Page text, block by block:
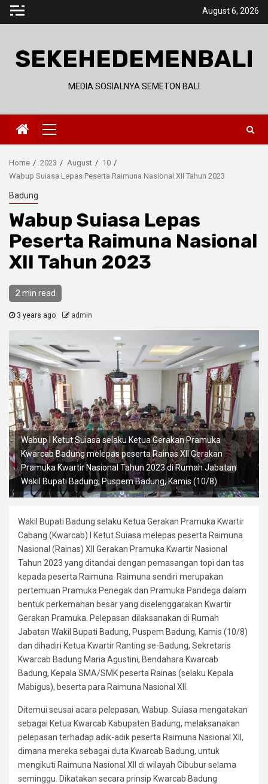
Skip
August 6, 2026
SEKEHEDEMENBALI
MEDIA SOSIALNYA SEMETON BALI
Primary
Menu
Home 2023 August
10
Wabup Suiasa Lepas Peserta Raimuna Nasional XII Tahun 2023
Badung
Wabup Suiasa Lepas
Peserta Raimuna Nasional
XII Tahun 2023
2 min read
3 years ago admin
Wabup I Ketut Suiasa selaku Ketua Gerakan Pramuka
Kwarcab Badung melepas peserta Rainas XII Gerakan
Pramuka Kwartir Nasional Tahun 2023 di Rumah Jabatan
Wakil Bupati Badung, Puspem Badung, Kamis (10/8)
Wakil Bupati Badung selaku Ketua Gerakan Pramuka Kwartir
Cabang (Kwarcab) I Ketut Suiasa melepas peserta Raimuna
Nasional (Rainas) XII Gerakan Pramuka Kwartir Nasional
Tahun 2023 yang ditandai dengan pemasangan topi dan tas
kepada peserta Raimuna. Raimuna sendiri merupakan
pertemuan Pramuka Penegak dan Pramuka Pandega dalam
bentuk perkemahan besar yang diselenggarakan Kwartir
Gerakan Pramuka. Pelepasan dilaksanakan di Rumah
Jabatan Wakil Bupati Badung, Puspem Badung, Kamis (10/8)
dan dihadiri Ketua Kwartir Ranting se-Badung, Sekretaris
Kwarcab Badung Maria Agustini, Bendahara Kwarcab
Badung, Kepala SMA/SMK peserta Rainas (selaku Kepala
Mabigus), beserta para Raimuna Nasional XII.
Ditemui seusai acara pelepasan, Wabup. Suiasa mengatakan
sebagai Ketua Kwarcab Kabupaten Badung, melaksanakan
pelepasan terhadap adik-adik peserta Raimuna Nasional XII,
dimana mereka sebagai duta Kwarcab Badung, untuk
mengikuti Raimuna Nasional XII di wilayah Cibubur selama
seminggu. Dikatakan secara prinsip Kwarcab Badung